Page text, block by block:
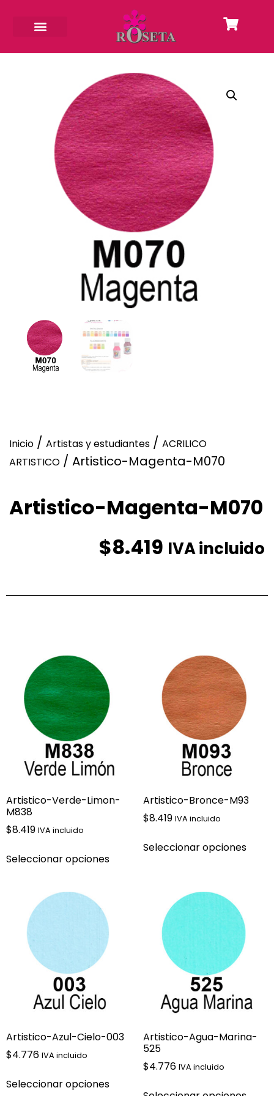
Inicio / Artistas y estudiantes / ACRILICO
ARTISTICO / Artistico-Magenta-M070
Artistico-Magenta-M070
$8.419 IVA incluido
Artistico-Verde-Limon-
M838
$8.419 IVA incluido
Seleccionar opciones
Artistico-Bronce-M93
$8.419 IVA incluido
Seleccionar opciones
Artistico-Azul-Cielo-003
$4.776 IVA incluido
Seleccionar opciones
Artistico-Agua-Marina-
525
$4.776 IVA incluido